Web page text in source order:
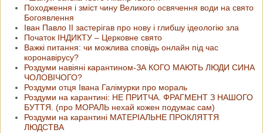
Походження і зміст чину Великого освячення води на свято
Богоявлення
Іван Павло ІІ застерігав про нову і глибшу ідеологію зла
Початок ІНДИКТУ – Церковне свято
Важкі питання: чи можлива сповідь онлайн під час
коронавірусу?
Роздуми навіяні карантином-ЗА КОГО МАЮТЬ ЛЮДИ СИНА
ЧОЛОВІЧОГО?
Роздуми отця Івана Галімурки про мораль
Роздуми на карантині: НЕ ПРИТЧА. ФРАГМЕНТ З НАШОГО
БУТТЯ. (про МОРАЛЬ нехай кожен подумає сам)
Роздуми на карантині МАТЕРІАЛЬНЕ ПРОКЛЯТТЯ
ЛЮДСТВА